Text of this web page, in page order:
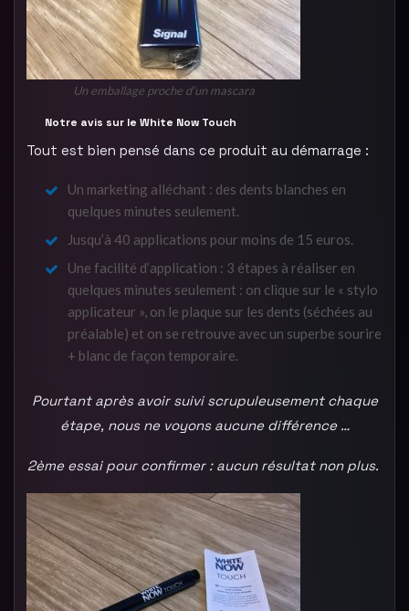
Un emballage proche d’un mascara
Notre avis sur le White Now Touch
Tout est bien pensé dans ce produit au démarrage :
Un marketing alléchant : des dents blanches en
quelques minutes seulement.
Jusqu’à 40 applications pour moins de 15 euros.
Une facilité d’application : 3 étapes à réaliser en
quelques minutes seulement : on clique sur le « stylo
applicateur », on le plaque sur les dents (séchées au
préalable) et on se retrouve avec un superbe sourire
+ blanc de façon temporaire.
Pourtant après avoir suivi scrupuleusement chaque
étape, nous ne voyons aucune différence …
2ème essai pour confirmer : aucun résultat non plus.